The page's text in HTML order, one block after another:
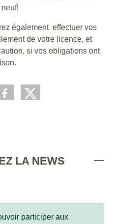
également effectuer vos
de votre licence, et
si vos obligations ont
LA NEWS
participer aux